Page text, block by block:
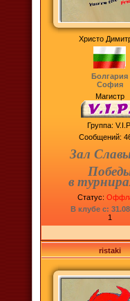
Христо
Болгария
София
Магистр
Группа: V.I.P.
Сообщений:
Зал
в
Статус:
В клубе с:
1
ristaki